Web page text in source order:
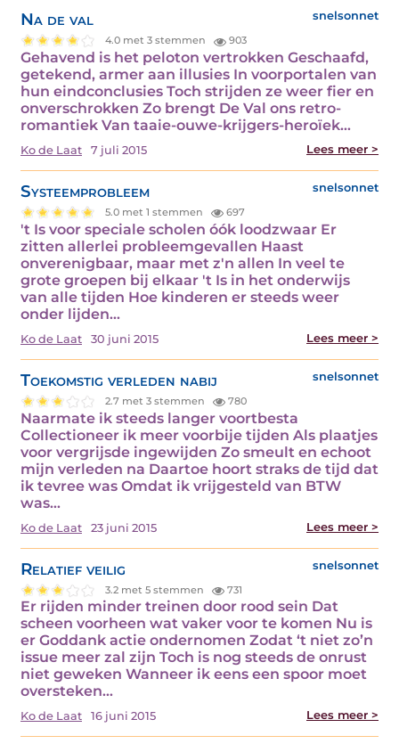
Na de val snelsonnet
4.0 met 3 stemmen 903
Gehavend is het peloton vertrokken Geschaafd,
getekend, armer aan illusies In voorportalen van
hun eindconclusies Toch strijden ze weer fier en
onverschrokken Zo brengt De Val ons retro-
romantiek Van taaie-ouwe-krijgers-heroïek…
Ko de Laat 7 juli 2015 Lees meer >
Systeemprobleem snelsonnet
5.0 met 1 stemmen 697
't Is voor speciale scholen óók loodzwaar Er
zitten allerlei probleemgevallen Haast
onverenigbaar, maar met z'n allen In veel te
grote groepen bij elkaar 't Is in het onderwijs
van alle tijden Hoe kinderen er steeds weer
onder lijden…
Ko de Laat 30 juni 2015 Lees meer >
Toekomstig verleden nabij snelsonnet
2.7 met 3 stemmen 780
Naarmate ik steeds langer voortbesta
Collectioneer ik meer voorbije tijden Als plaatjes
voor vergrijsde ingewijden Zo smeult en echoot
mijn verleden na Daartoe hoort straks de tijd dat
ik tevree was Omdat ik vrijgesteld van BTW
was…
Ko de Laat 23 juni 2015 Lees meer >
Relatief veilig snelsonnet
3.2 met 5 stemmen 731
Er rijden minder treinen door rood sein Dat
scheen voorheen wat vaker voor te komen Nu is
er Goddank actie ondernomen Zodat ‘t niet zo’n
issue meer zal zijn Toch is nog steeds de onrust
niet geweken Wanneer ik eens een spoor moet
oversteken…
Ko de Laat 16 juni 2015 Lees meer >